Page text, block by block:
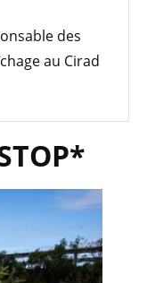
des
au Cirad
TOP*